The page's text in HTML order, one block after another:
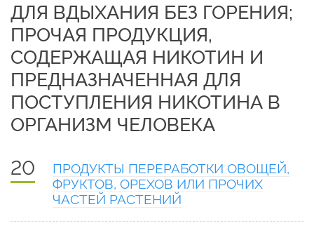
ДЛЯ ВДЫХАНИЯ БЕЗ ГОРЕНИЯ;
ПРОЧАЯ ПРОДУКЦИЯ,
СОДЕРЖАЩАЯ НИКОТИН И
ПРЕДНАЗНАЧЕННАЯ ДЛЯ
ПОСТУПЛЕНИЯ НИКОТИНА В
ОРГАНИЗМ ЧЕЛОВЕКА
20
ПРОДУКТЫ ПЕРЕРАБОТКИ ОВОЩЕЙ,
ФРУКТОВ, ОРЕХОВ ИЛИ ПРОЧИХ
ЧАСТЕЙ РАСТЕНИЙ